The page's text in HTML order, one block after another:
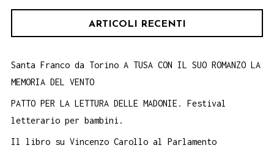
ARTICOLI RECENTI
Santa Franco da Torino A TUSA CON IL SUO ROMANZO LA
MEMORIA DEL VENTO
PATTO PER LA LETTURA DELLE MADONIE. Festival
letterario per bambini.
Il libro su Vincenzo Carollo al Parlamento